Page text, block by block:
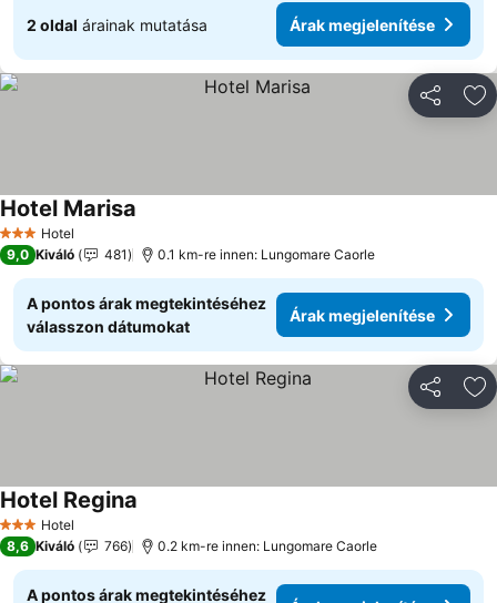
2 oldal árainak mutatása Árak megjelenítése
3 Kategória
Hotel
Hotel Marisa
9,0 Kiváló 481 0.1 km-re innen: Lungomare Caorle
A pontos árak megtekintéséhez
válasszon dátumokat
Árak megjelenítése
3 Kategória
Hotel
Hotel Regina
8,6 Kiváló 766 0.2 km-re innen: Lungomare Caorle
A pontos árak megtekintéséhez